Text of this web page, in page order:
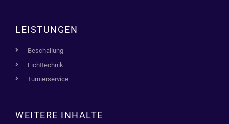
LEISTUNGEN
Beschallung
Lichttechnik
Turnierservice
WEITERE INHALTE